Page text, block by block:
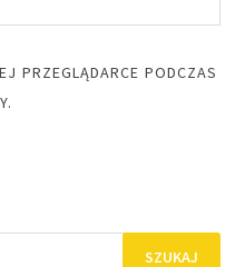
PRZEGLĄDARCE PODCZAS